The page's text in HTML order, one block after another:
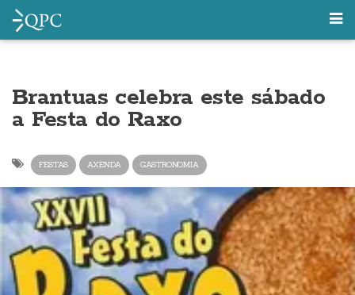
Brantuas celebra este sábado
a Festa do Raxo
FESTAS AXENDA GASTRONOMIA